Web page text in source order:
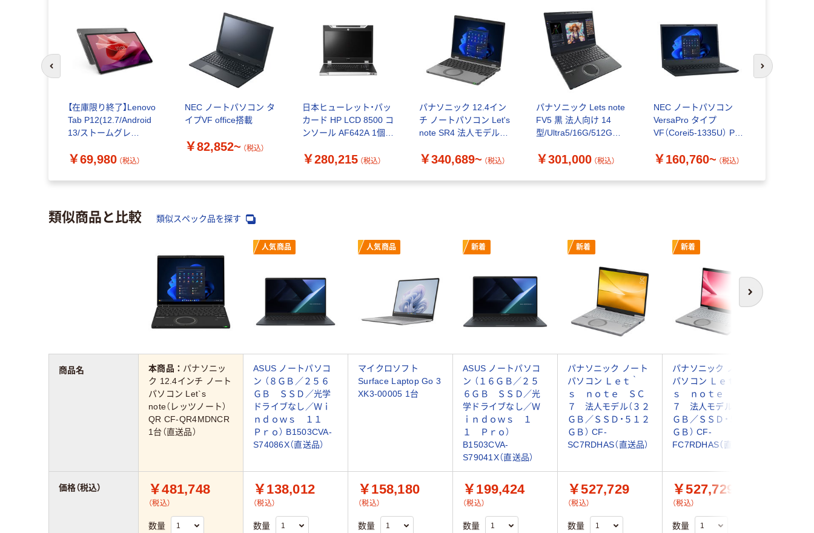
【在庫限り終了】Lenovo
Tab P12(12.7/Android
13/ストームグレ
ZACH0078JP 1個
￥69,980 （税込）
NEC ノートパソコン タ
イプVF office搭載
￥82,852~ （税込）
日本ヒューレット・パッ
カード HP LCD 8500 コ
ンソール AF642A 1個
￥280,215 （税込）
パナソニック 12.4イン
チ ノートパソコン Let's
note SR4 法人モデル
￥340,689~ （税込）
パナソニック Lets note
FV5 黒 法人向け 14
型/Ultra5/16G/512G
送品）
￥301,000 （税込）
NEC ノートパソコン
VersaPro タイプ
VF（Corei5-1335U） PC-
￥160,760~ （税込）
前のスライドへ 次のスライド
類似商品と比較 類似スペック品を探す
次へ
人気商品 人気商品 新着 新着 新着
本商品： パナソニッ
ク 12.4インチ ノート
パソコン Let`s
note（レッツノート）
QR CF-QR4MDNCR
1台（直送品）
ASUS ノートパソコ
ン （８ＧＢ／２５６
ＧＢ ＳＳＤ／光学
ドライブなし／Ｗｉ
ｎｄｏｗｓ １１
Ｐｒｏ） B1503CVA-
S74086X（直送品）
マイクロソフト
Surface Laptop Go 3
XK3-00005 1台
ASUS ノートパソコ
ン （１６ＧＢ／２５
６ＧＢ ＳＳＤ／光
学ドライブなし／Ｗ
ｉｎｄｏｗｓ １
１ Ｐｒｏ）
B1503CVA-
S79041X（直送品）
パナソニック ノート
パソコン Ｌｅｔ｀
ｓ ｎｏｔｅ ＳＣ
７ 法人モデル（３２
ＧＢ／ＳＳＤ・５１２
ＧＢ） CF-
SC7RDHAS（直送品）
パナソニック ノート
パソコン Ｌｅｔ｀
ｓ ｎｏｔｅ ＦＣ
７ 法人モデル（３２
ＧＢ／ＳＳＤ・５１２
ＧＢ） CF-
FC7RDHAS（直送品）
￥481,748
（税込）
数量
￥138,012
（税込）
数量
￥158,180
（税込）
数量
￥199,424
（税込）
数量
￥527,729
（税込）
数量
￥527,729
（税込）
数量
商品名
価格（税込）